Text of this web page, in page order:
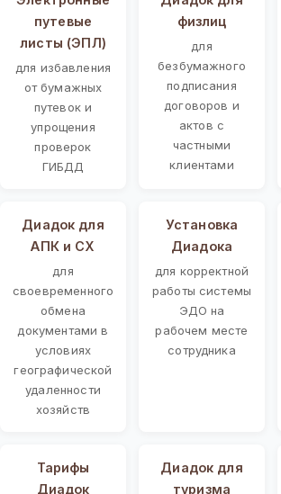
путевые
листы (ЭПЛ)
для избавления
от бумажных
путевок и
упрощения
проверок
ГИБДД
физлиц
для
безбумажного
подписания
договоров и
актов с
частными
клиентами
Диадок для
АПК и СХ
для
своевременного
обмена
документами в
условиях
географической
удаленности
хозяйств
Установка
Диадока
для корректной
работы системы
ЭДО на
рабочем месте
сотрудника
Тарифы
Диадок
Диадок для
туризма